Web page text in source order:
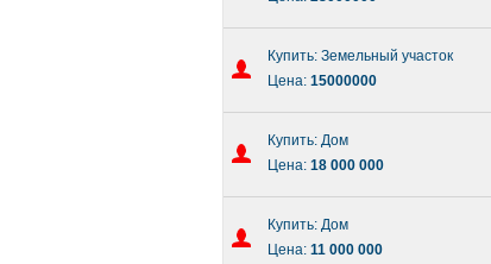
Купить: Земельный участок
Цена: 15000000
Купить: Дом
Цена: 18 000 000
Купить: Дом
Цена: 11 000 000